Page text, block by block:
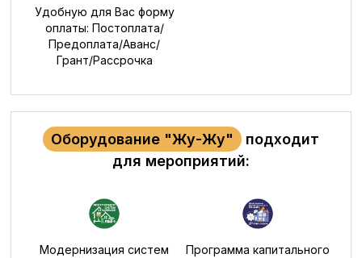
Удобную для Вас форму
оплаты: Постоплата/
Предоплата/Аванс/
Грант/Рассрочка
Оборудование "Жу-Жу"
подходит
для мероприятий:
Модернизация систем
Программа капитального